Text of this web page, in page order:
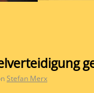
Stefan Merx